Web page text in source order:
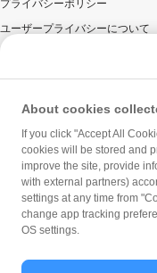
プライバシーポリシー
ユーザープライバシーについて
ウェブサイト利用規約
反社会的勢力に対する方針
勧誘方針
マネロン等基本方針
カスタマーハラスメントに関す
About cookies
If you click "Accept All
cookies will be stored and
improve the site, provide
with external partners)
settings at any time from
change app tracking
OS settings.